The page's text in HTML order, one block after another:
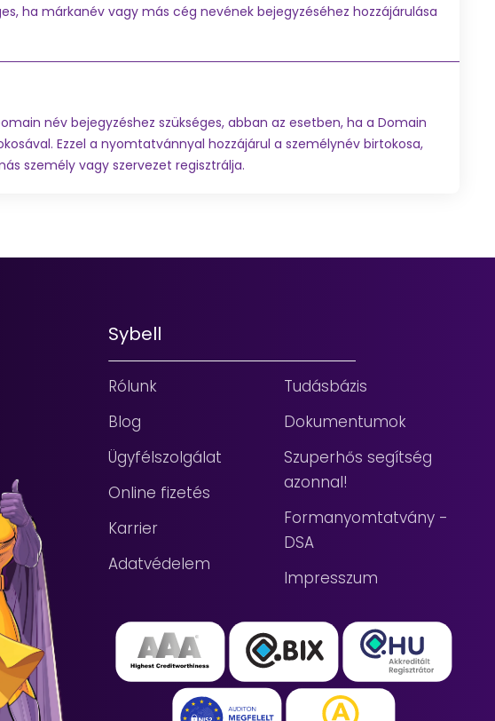
ha márkanév vagy más cég nevének bejegyzéséhez hozzájárulása
név bejegyzéshez szükséges, abban az esetben, ha a Domain
Ezzel a nyomtatvánnyal hozzájárul a személynév birtokosa,
személy vagy szervezet regisztrálja.
Sybell
Rólunk
Blog
Ügyfélszolgálat
Online fizetés
Karrier
Adatvédelem
Tudásbázis
Dokumentumok
Szuperhős segítség
azonnal!
Formanyomtatvány -
DSA
Impresszum